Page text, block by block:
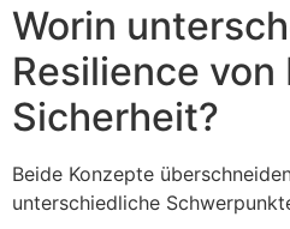
Worin
Resilience von
Sicherheit?
Beide Konzepte
unterschiedliche